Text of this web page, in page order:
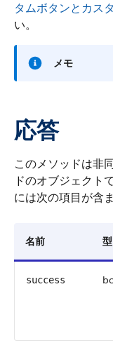
タムボタンとカス
い。
メモ
応答
このメソッドは非
ドのオブジェクト
には次の項目が含
名前 型
success